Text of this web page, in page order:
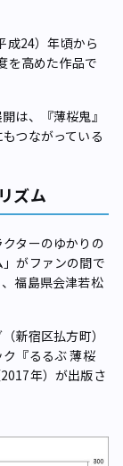
成24）年頃から
を高めた作品で
は、『薄桜鬼』
つながっている
ズム
ターのゆかりの
がファンの間で
福島県会津若松
新宿区払方町）
『るるぶ 薄桜
年）が出版さ